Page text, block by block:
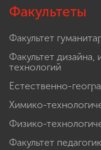
Факультеты
Факультет
Факультет
технологий
Естественно-
Химико-
Физико-
Факультет